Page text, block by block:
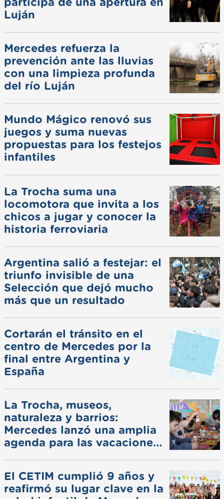
participa de una apertura en
Luján
Mercedes refuerza la
prevención ante las lluvias
con una limpieza profunda
del río Luján
Mundo Mágico renovó sus
juegos y suma nuevas
propuestas para los festejos
infantiles
La Trocha suma una
locomotora que invita a los
chicos a jugar y conocer la
historia ferroviaria
Argentina salió a festejar: el
triunfo invisible de una
Selección que dejó mucho
más que un resultado
Cortarán el tránsito en el
centro de Mercedes por la
final entre Argentina y
España
La Trocha, museos,
naturaleza y barrios:
Mercedes lanzó una amplia
agenda para las vacaciones
El CETIM cumplió 9 años y
reafirmó su lugar clave en la